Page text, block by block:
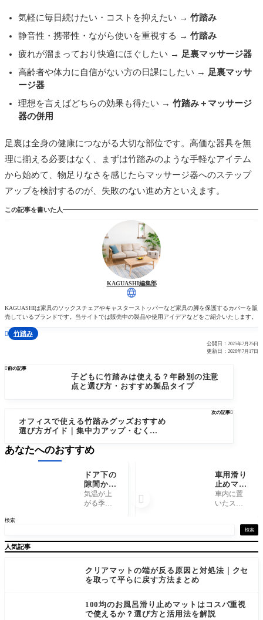
気軽に毎日続けたい・コストを抑えたい → 竹踏み
静音性・携帯性・ながら使いを重視する → 竹踏み
疲れが溜まっており快適にほぐしたい → 足裏マッサージ器
高齢者や体力に自信がない方の日課にしたい → 足裏マッサ
ージ器
理想を言えばどちらの効果も得たい → 竹踏み＋マッサージ
器の併用
足裏は全身の健康につながる大切な部位です。高価な器具を無
理に揃える必要はなく、まずは竹踏みのような手軽なアイテム
から始めて、物足りなさを感じたらマッサージ器へのステップ
アップを検討するのが、失敗のない進め方といえます。
この記事を書いた人
KAGUASHI編集部
KAGUASHIは家具のソックスチェアやキャスターストッパーなど家具の脚を保護するカバーを販
売しているブランドです。当サイトでは販売中の製品や使用アイデアなどをご紹介いたします。
 竹踏み
公開日： 2025年7月25日
更新日： 2026年7月17日
前の記事
子どもに竹踏みは使える？年齢別の注意
点と選び方・おすすめ製品タイプ
次の記事
オフィスで使える竹踏みグッズおすすめ
選び方ガイド｜集中力アップ・むくみ解
検索
検索
人気記事
クリアマットの端が反る原因と対処法｜クセ
を取って平らに戻す方法まとめ
100均のお風呂滑り止めマットはコスパ重視
で使えるか？選び方と活用法を解説
あなたへのおすすめ
ドア下の
隙間から
の虫侵入
を防ぐ方
説
気温が上
がる季節
か虫が部
屋の中
いう経験
はありま
や玄関付
近でよく
車用滑り
止めマッ
トを選ぶ
前に知っ
車内に置
いたスマ
にズレて
しまう、
入れたは
ートに転
がってい
